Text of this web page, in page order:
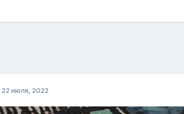
22 июля, 2022